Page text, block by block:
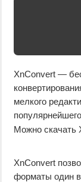
XnConvert —
мелкого
Можно скачать
XnConvert
форматы один